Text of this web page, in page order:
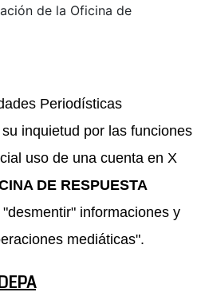
de la Oficina de
Periodísticas
inquietud por las funciones
uso de una cuenta en X
DE RESPUESTA
informaciones y
mediáticas".